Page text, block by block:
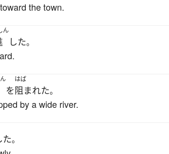
the town.
ん
した。
を
はば
阻まれた。
by a wide river.
た。